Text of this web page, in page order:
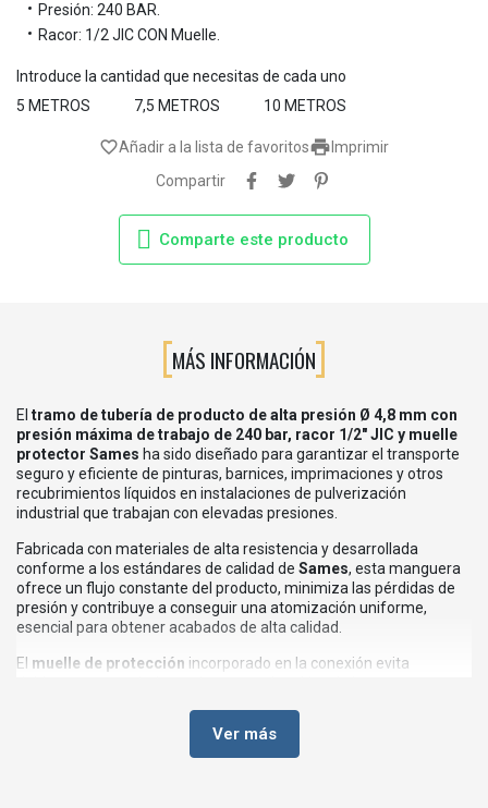
Presión: 240 BAR.
Racor: 1/2 JIC CON Muelle.
Introduce la cantidad que necesitas de cada uno
5 METROS
7,5 METROS 10 METROS
 Imprimir
favorite_borderAñadir a la lista de favoritos
Compartir
Comparte este producto
MÁS INFORMACIÓN
El tramo de tubería de producto de alta presión Ø 4,8 mm con
presión máxima de trabajo de 240 bar, racor 1/2" JIC y muelle
protector Sames ha sido diseñado para garantizar el transporte
seguro y eficiente de pinturas, barnices, imprimaciones y otros
recubrimientos líquidos en instalaciones de pulverización
industrial que trabajan con elevadas presiones.
Fabricada con materiales de alta resistencia y desarrollada
conforme a los estándares de calidad de Sames, esta manguera
ofrece un flujo constante del producto, minimiza las pérdidas de
presión y contribuye a conseguir una atomización uniforme,
esencial para obtener acabados de alta calidad.
El muelle de protección incorporado en la conexión evita
💡VENTAJAS DEL TRAMO DE TUBERÍA DE ALTA PRESIÓN
Ver más